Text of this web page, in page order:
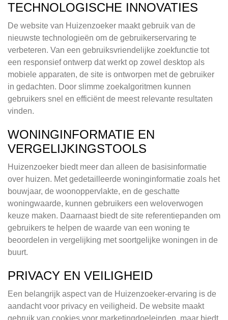
TECHNOLOGISCHE INNOVATIES
De website van Huizenzoeker maakt gebruik van de
nieuwste technologieën om de gebruikerservaring te
verbeteren. Van een gebruiksvriendelijke zoekfunctie tot
een responsief ontwerp dat werkt op zowel desktop als
mobiele apparaten, de site is ontworpen met de gebruiker
in gedachten. Door slimme zoekalgoritmen kunnen
gebruikers snel en efficiënt de meest relevante resultaten
vinden.
WONINGINFORMATIE EN
VERGELIJKINGSTOOLS
Huizenzoeker biedt meer dan alleen de basisinformatie
over huizen. Met gedetailleerde woninginformatie zoals het
bouwjaar, de woonoppervlakte, en de geschatte
woningwaarde, kunnen gebruikers een weloverwogen
keuze maken. Daarnaast biedt de site referentiepanden om
gebruikers te helpen de waarde van een woning te
beoordelen in vergelijking met soortgelijke woningen in de
buurt.
PRIVACY EN VEILIGHEID
Een belangrijk aspect van de Huizenzoeker-ervaring is de
aandacht voor privacy en veiligheid. De website maakt